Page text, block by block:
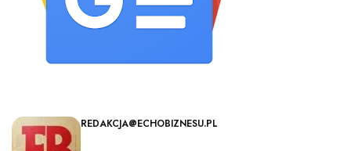
REDAKCJA@ECHOBIZNESU.PL